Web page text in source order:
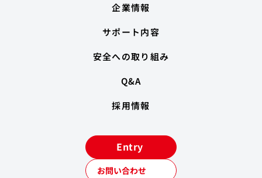
企業情報
サポート内容
安全への取り組み
Q&A
採用情報
お問い合わせ
Entry